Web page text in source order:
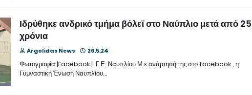
Ιδρύθηκε ανδρικό τμήμα βόλεϊ στο Ναύπλιο μετά από 25
χρόνια
Argolidas News 26.5.24
Φωτογραφία |Facebook | Γ.Ε. Ναυπλίου Μ ε ανάρτησή της στο facebook , η
Γυμναστική Ένωση Ναυπλίου…